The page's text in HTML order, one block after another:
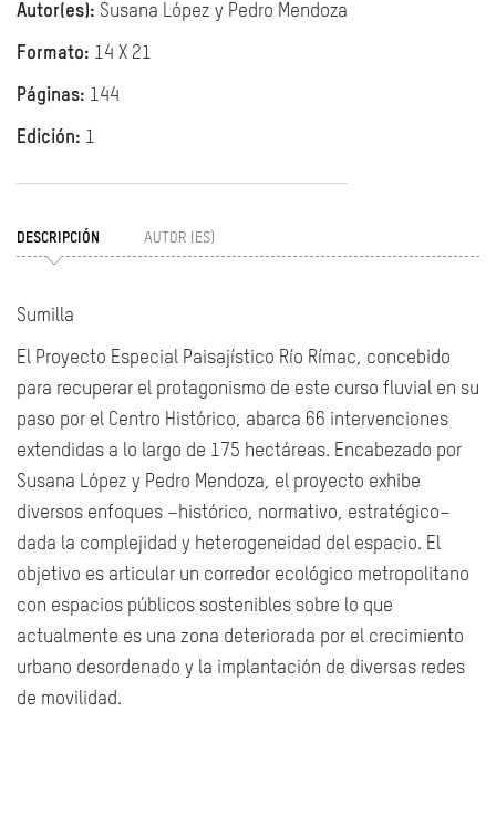
Autor(es): Susana López y Pedro Mendoza
Formato: 14 X 21
Páginas: 144
Edición: 1
DESCRIPCIÓN AUTOR (ES)
Sumilla
El Proyecto Especial Paisajístico Río Rímac, concebido
para recuperar el protagonismo de este curso fluvial en su
paso por el Centro Histórico, abarca 66 intervenciones
extendidas a lo largo de 175 hectáreas. Encabezado por
Susana López y Pedro Mendoza, el proyecto exhibe
diversos enfoques –histórico, normativo, estratégico–
dada la complejidad y heterogeneidad del espacio. El
objetivo es articular un corredor ecológico metropolitano
con espacios públicos sostenibles sobre lo que
actualmente es una zona deteriorada por el crecimiento
urbano desordenado y la implantación de diversas redes
de movilidad.